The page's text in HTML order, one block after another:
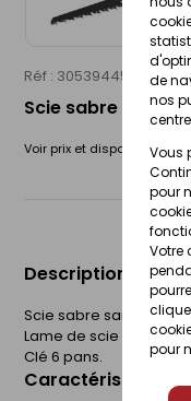
de
nos
Vous
pour
Votre
pour
Réf : 30539445 SKIL
Scie sabre 20V
Voir prix et disponibilité en
Description du
Scie sabre sans fil sans
Lame de scie (pour
Clé 6 pans.
Caractéristiques